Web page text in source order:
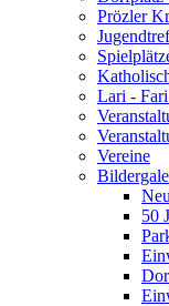
Prözler
Lari - Fari
Vereine
50